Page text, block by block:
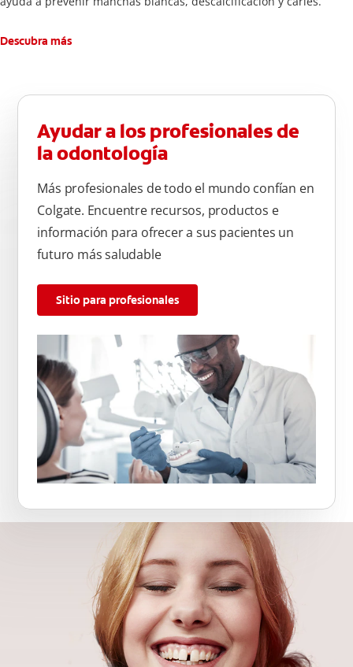
Descubra más
Ayudar a los profesionales de
la odontología
Más profesionales de todo el mundo confían en
Colgate. Encuentre recursos, productos e
información para ofrecer a sus pacientes un
futuro más saludable
Sitio para profesionales